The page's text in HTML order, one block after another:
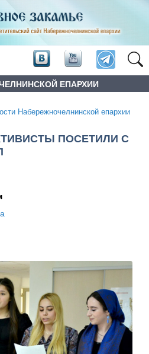
ЕПАРХИИ
Набережночелнинской епархии
ПОСЕТИЛИ С